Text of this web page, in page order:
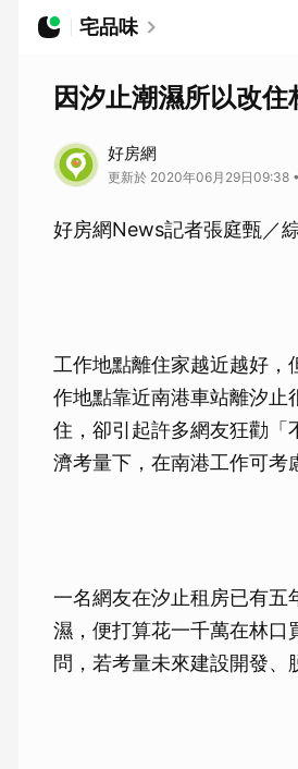
宅品味
因汐止潮濕所以改
好房網
更新於 2020年06月29日09:38
好房網News記者張庭甄／
工作地點離住家越近越好，
作地點靠近南港車站離汐止
住，卻引起許多網友狂勸「
濟考量下，在南港工作可考
一名網友在汐止租房已有五
濕，便打算花一千萬在林口
問，若考量未來建設開發、